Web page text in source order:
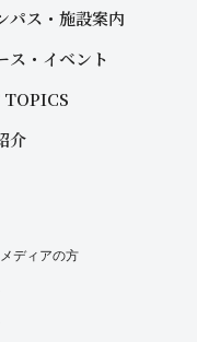
パス・施設案内
ス・イベント
介
ディアの方